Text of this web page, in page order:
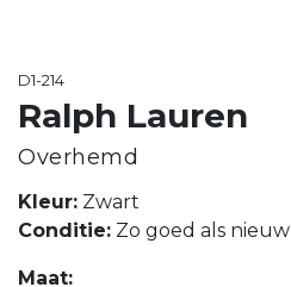
D1-214
Ralph Lauren
Overhemd
Kleur: Zwart
Conditie: Zo goed als nieuw
Maat: